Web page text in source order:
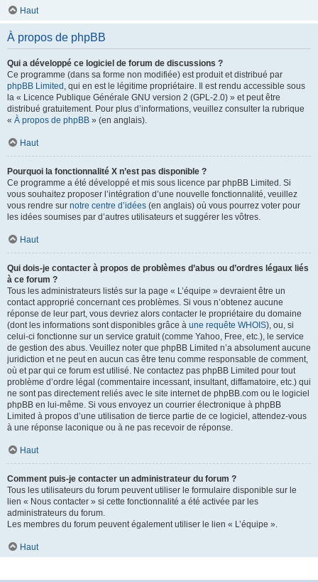
Haut
À propos de phpBB
Qui a développé ce logiciel de forum de discussions ?
Ce programme (dans sa forme non modifiée) est produit et distribué par
phpBB Limited , qui en est le légitime propriétaire. Il est rendu accessible sous
la « Licence Publique Générale GNU version 2 (GPL-2.0) » et peut être
distribué gratuitement. Pour plus d’informations, veuillez consulter la rubrique
« À propos de phpBB » (en anglais).
Haut
Pourquoi la fonctionnalité X n’est pas disponible ?
Ce programme a été développé et mis sous licence par phpBB Limited. Si
vous souhaitez proposer l’intégration d’une nouvelle fonctionnalité, veuillez
vous rendre sur notre centre d’idées (en anglais) où vous pourrez voter pour
les idées soumises par d’autres utilisateurs et suggérer les vôtres.
Haut
Qui dois-je contacter à propos de problèmes d’abus ou d’ordres légaux liés
à ce forum ?
Tous les administrateurs listés sur la page « L’équipe » devraient être un
contact approprié concernant ces problèmes. Si vous n’obtenez aucune
réponse de leur part, vous devriez alors contacter le propriétaire du domaine
(dont les informations sont disponibles grâce à une requête WHOIS), ou, si
celui-ci fonctionne sur un service gratuit (comme Yahoo, Free, etc.), le service
de gestion des abus. Veuillez noter que phpBB Limited n’a absolument aucune
juridiction et ne peut en aucun cas être tenu comme responsable de comment,
où et par qui ce forum est utilisé. Ne contactez pas phpBB Limited pour tout
problème d’ordre légal (commentaire incessant, insultant, diffamatoire, etc.) qui
ne sont pas directement reliés avec le site internet de phpBB.com ou le logiciel
phpBB en lui-même. Si vous envoyez un courrier électronique à phpBB
Limited à propos d’une utilisation de tierce partie de ce logiciel, attendez-vous
à une réponse laconique ou à ne pas recevoir de réponse.
Haut
Comment puis-je contacter un administrateur du forum ?
Tous les utilisateurs du forum peuvent utiliser le formulaire disponible sur le
lien « Nous contacter » si cette fonctionnalité a été activée par les
administrateurs du forum.
Les membres du forum peuvent également utiliser le lien « L’équipe ».
Haut